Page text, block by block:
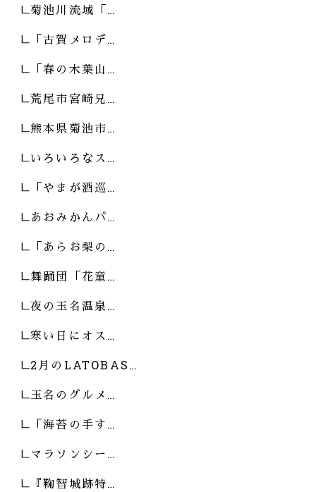
菊池川流域「…
「古賀メロデ…
「春の木葉山…
荒尾市宮崎兄…
熊本県菊池市…
いろいろなス…
「やまが酒巡…
あおみかんパ…
「あらお梨の…
舞踊団「花童…
夜の玉名温泉…
寒い日にオス…
2月のLATOBAS…
玉名のグルメ…
「海苔の手す…
マラソンシー…
『鞠智城跡特…